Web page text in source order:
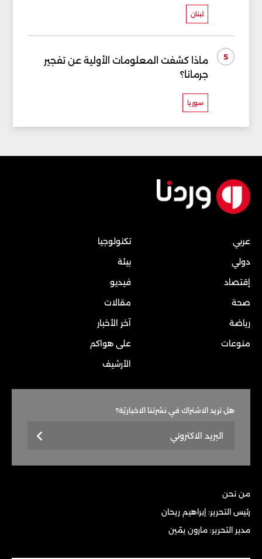
لبنان
5
ماذا كشفت المعلومات الأولية عن تفجير
جرمانا؟
سوريا
عربي
دولي
إقتصاد
صحة
رياضة
منوعات
تكنولوجيا
بيئة
فيديو
مقالات
آخر الأخبار
على هواكم
الأرشيف
هل تريد الاشتراك في نشرتنا الاخباريّة؟
من نحن
رئيس التحرير: إبراهيم ريحان
مدير التحرير: مارون يمّين